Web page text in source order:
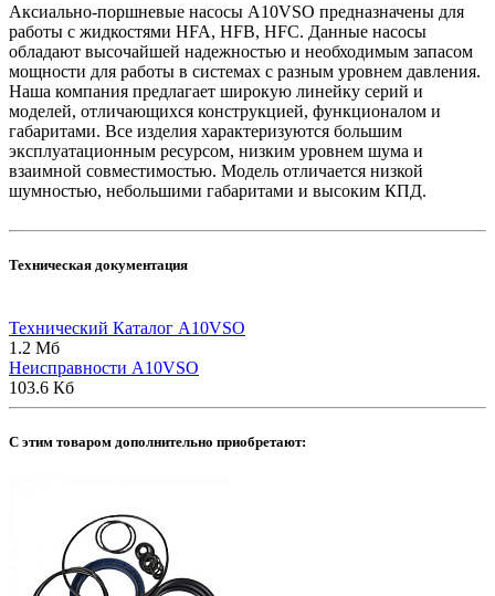
Аксиально-поршневые насосы A10VSO предназначены для
работы с жидкостями HFA, HFB, HFC. Данные насосы
обладают высочайшей надежностью и необходимым запасом
мощности для работы в системах с разным уровнем давления.
Наша компания предлагает широкую линейку серий и
моделей, отличающихся конструкцией, функционалом и
габаритами. Все изделия характеризуются большим
эксплуатационным ресурсом, низким уровнем шума и
взаимной совместимостью. Модель отличается низкой
шумностью, небольшими габаритами и высоким КПД.
Техническая документация
Технический Каталог A10VSO
1.2 Мб
Неисправности A10VSO
103.6 Кб
C этим товаром дополнительно приобретают: